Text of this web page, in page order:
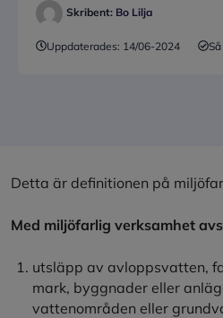
Skribent: Bo Lilja
Uppdaterades: 14/06-2024
Detta är definitionen på
Med miljöfarlig verksamhet
utsläpp av avloppsvatten,
mark, byggnader eller
vattenområden eller